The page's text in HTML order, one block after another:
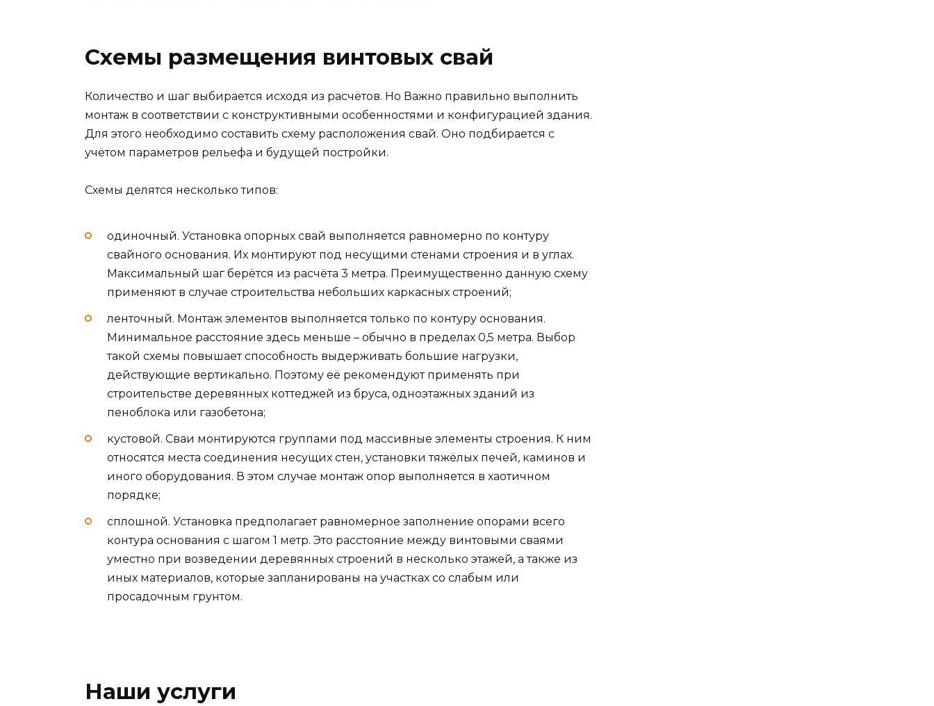
Схемы размещения винтовых свай
Количество и шаг выбирается исходя из расчётов. Но Важно правильно выполнить
монтаж в соответствии с конструктивными особенностями и конфигурацией здания.
Для этого необходимо составить схему расположения свай. Оно подбирается с
учётом параметров рельефа и будущей постройки.
Схемы делятся несколько типов:
одиночный. Установка опорных свай выполняется равномерно по контуру
свайного основания. Их монтируют под несущими стенами строения и в углах.
Максимальный шаг берётся из расчёта 3 метра. Преимущественно данную схему
применяют в случае строительства небольших каркасных строений;
ленточный. Монтаж элементов выполняется только по контуру основания.
Минимальное расстояние здесь меньше – обычно в пределах 0,5 метра. Выбор
такой схемы повышает способность выдерживать большие нагрузки,
действующие вертикально. Поэтому её рекомендуют применять при
строительстве деревянных коттеджей из бруса, одноэтажных зданий из
пеноблока или газобетона;
кустовой. Сваи монтируются группами под массивные элементы строения. К ним
относятся места соединения несущих стен, установки тяжёлых печей, каминов и
иного оборудования. В этом случае монтаж опор выполняется в хаотичном
порядке;
сплошной. Установка предполагает равномерное заполнение опорами всего
контура основания с шагом 1 метр. Это расстояние между винтовыми сваями
уместно при возведении деревянных строений в несколько этажей, а также из
иных материалов, которые запланированы на участках со слабым или
просадочным грунтом.
Наши услуги